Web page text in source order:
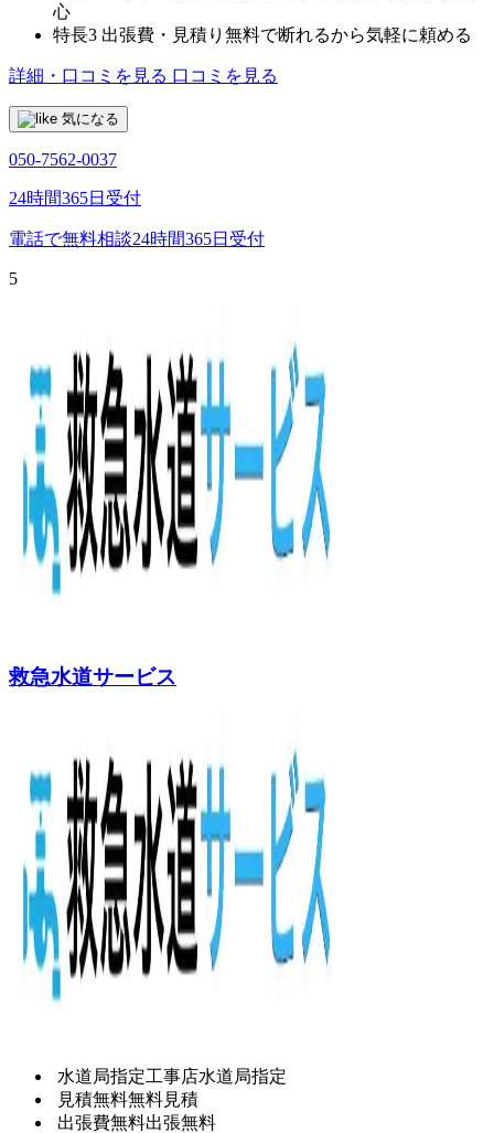
心
特長3 出張費・見積り無料で断れるから気軽に頼める
詳細・口コミを見る 口コミを見る
気になる
050-7562-0037
24時間365日受付
電話で無料相談24時間365日受付
5
救急水道サービス
水道局指定工事店水道局指定
見積無料無料見積
出張費無料出張無料